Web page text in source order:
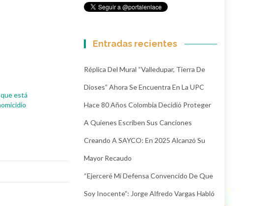
está
Entradas recientes
Réplica Del Mural “Valledupar, Tierra De
Dioses” Ahora Se Encuentra En La UPC
Hace 80 Años Colombia Decidió Proteger
A Quienes Escriben Sus Canciones
Creando A SAYCO: En 2025 Alcanzó Su
Mayor Recaudo
“Ejerceré Mi Defensa Convencido De Que
Soy Inocente”: Jorge Alfredo Vargas Habló